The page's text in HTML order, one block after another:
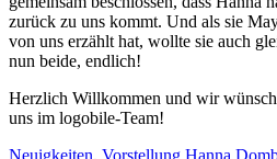
zurück zu uns kommt. Und als sie
von uns erzählt hat, wollte sie auch
nun beide, endlich!
Herzlich Willkommen und wir
uns im logobile-Team!
Neuigkeiten, Vorstellung Hanna